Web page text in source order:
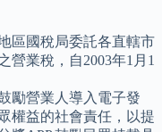
區國稅局委託各直轄市
營業稅，自2003年1月1
勵營業人導入電子發
權益的社會責任，以提